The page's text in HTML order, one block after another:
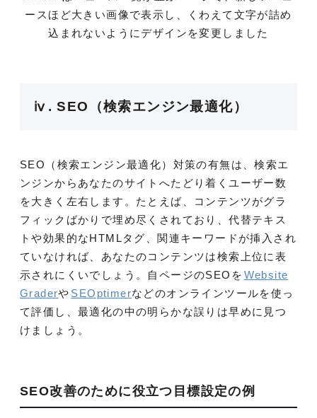
ースほど大きい画像で表示し、くわえて文字が詰め
込まれないようにデザインを変更しました
ⅳ. SEO（検索エンジン最適化）
SEO（検索エンジン最適化）対策の有無は、検索エ
ンジンからあなたのサイトへたどり着くユーザー数
を大きく左右します。たとえば、コンテンツがグラ
フィックばかりで埋め尽くされており、代替テキス
トや効果的なHTMLタグ、関連キーワードが挿入され
ていなければ、あなたのコンテンツは検索上位に表
示されにくいでしょう。自ページのSEOを Website
Graderや SEOptimerなどのオンラインツールを使っ
て評価し、最適化の中の明らかな誤りは早めに見つ
けましょう。
SEO改善のために役立つ目標設定の例